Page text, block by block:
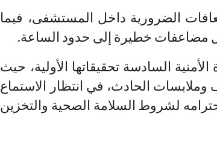
الضرورية داخل المستشفى، فيما
مضاعفات خطيرة إلى حدود الساعة.
السادسة تحقيقاتها الأولية، حيث
الحادث، في انتظار الاستماع
لشروط السلامة الصحية والتخزين